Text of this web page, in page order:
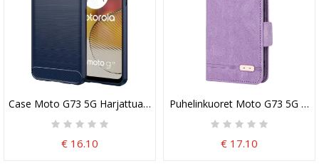
Case Moto G73 5G Harjattua Hiilikuitua
€ 16.10
Puhelinkuoret Moto G73 5G
€ 17.10